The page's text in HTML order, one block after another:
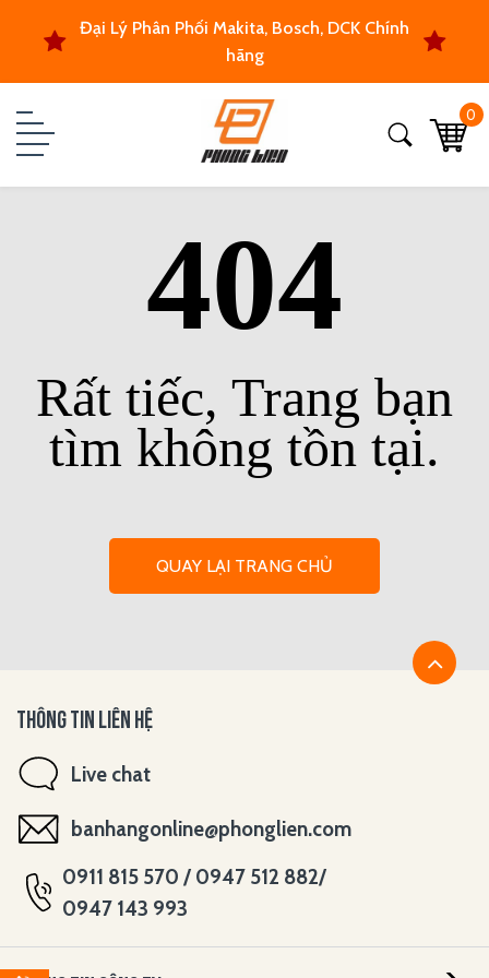
Đại Lý Phân Phối Makita, Bosch, DCK Chính
hãng
0
404
Rất tiếc, Trang bạn
tìm không tồn tại.
QUAY LẠI TRANG CHỦ
THÔNG TIN LIÊN HỆ
Live chat
banhangonline@phonglien.com
0911 815 570 / 0947 512 882/
0947 143 993